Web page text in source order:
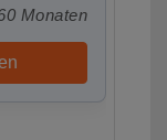
Monaten